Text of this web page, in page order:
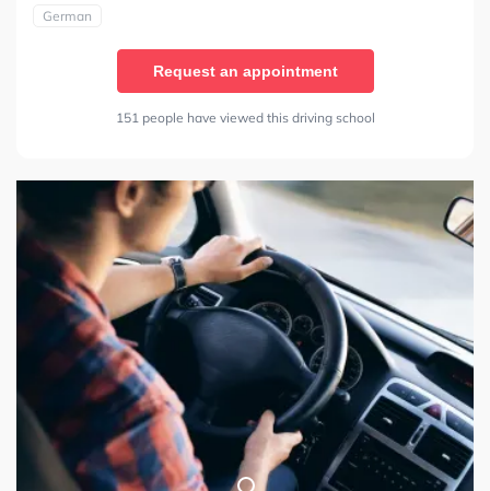
German
Request an appointment
151 people have viewed this driving school